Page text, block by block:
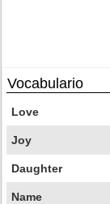
Vocabulario
Love
Joy
Daughter
Name